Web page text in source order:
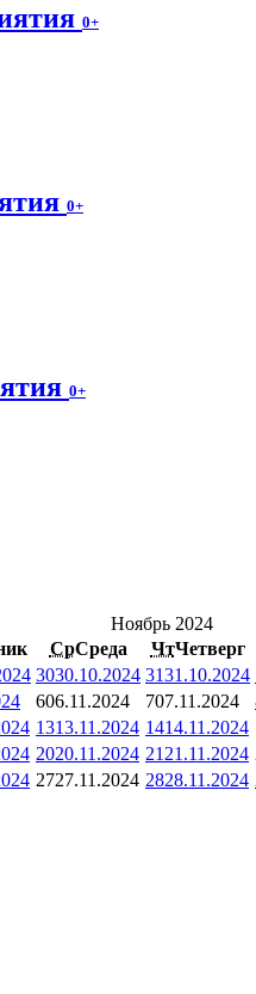
0+
0+
0+
Ноябрь 2024
СрСреда ЧтЧетверг
3030.10.2024 3131.10.2024
606.11.2024 707.11.2024
1313.11.2024 1414.11.2024
2020.11.2024 21 21.11.2024
2727.11.2024 2828.11.2024